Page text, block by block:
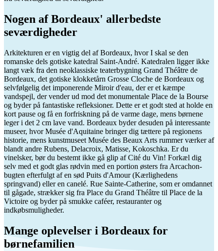
Nogen af Bordeaux' allerbedste
seværdigheder
Arkitekturen er en vigtig del af Bordeaux, hvor I skal se den
romanske dels gotiske katedral Saint-André. Katedralen ligger ikke
langt væk fra den neoklassiske teaterbygning Grand Théâtre de
Bordeaux, det gotiske klokketårn Grosse Cloche de Bordeaux og
selvfølgelig det imponerende Miroir d'eau, der er et kæmpe
vandspejl, der vender ud mod det monumentale Place de la Bourse
og byder på fantastiske refleksioner. Dette er et godt sted at holde en
kort pause og få en forfriskning på de varme dage, mens børnene
leger i det 2 cm lave vand. Bordeaux byder desuden på interessante
museer, hvor Musée d'Aquitaine bringer dig tættere på regionens
historie, mens kunstmuseet Musée des Beaux Arts rummer værker af
blandt andre Rubens, Delacroix, Matisse, Kokoschka. Er du
vinelsker, bør du bestemt ikke gå glip af Cité du Vin! Forkæl dig
selv med et godt glas rødvin med en portion østers fra Arcachon-
bugten efterfulgt af en sød Puits d'Amour (Kærlighedens
springvand) eller en canelé. Rue Sainte-Catherine, som er omdannet
til gågade, strækker sig fra Place du Grand Théâtre til Place de la
Victoire og byder på smukke caféer, restauranter og
indkøbsmuligheder.
Mange oplevelser i Bordeaux for
børnefamilien